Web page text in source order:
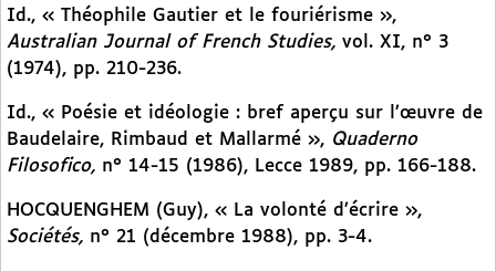
Id., « Théophile Gautier et le fouriérisme »,
Australian Journal of French Studies, vol. XI, n° 3
(1974), pp. 210-236.
Id., « Poésie et idéologie : bref aperçu sur l’œuvre de
Baudelaire, Rimbaud et Mallarmé », Quaderno
Filosofico, n° 14-15 (1986), Lecce 1989, pp. 166-188.
HOCQUENGHEM (Guy), « La volonté d’écrire »,
Sociétés, n° 21 (décembre 1988), pp. 3-4.